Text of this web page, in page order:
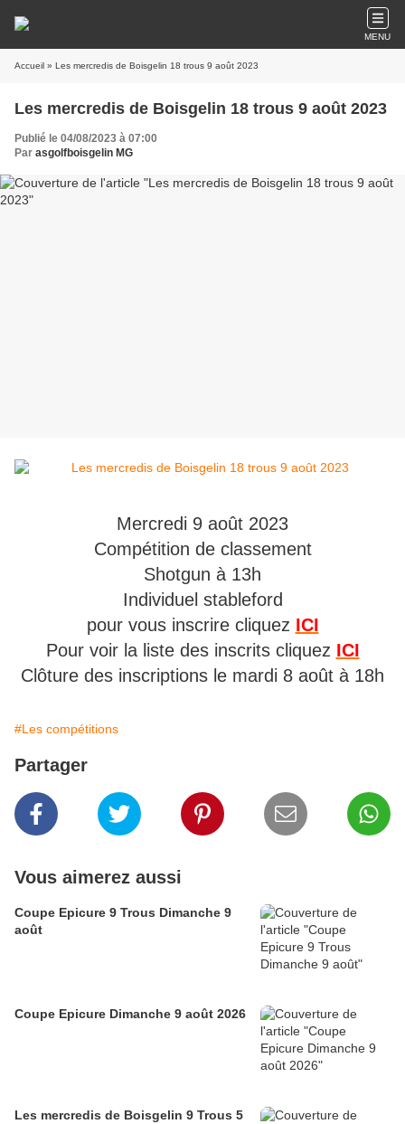
MENU
Accueil » Les mercredis de Boisgelin 18 trous 9 août 2023
Les mercredis de Boisgelin 18 trous 9 août 2023
Publié le 04/08/2023 à 07:00
Par asgolfboisgelin MG
Mercredi 9 août 2023
Compétition de classement
Shotgun à 13h
Individuel stableford
pour vous inscrire cliquez ICI
Pour voir la liste des inscrits cliquez ICI
Clôture des inscriptions le mardi 8 août à 18h
#Les compétitions
Partager
Vous aimerez aussi
Coupe Epicure 9 Trous Dimanche 9
août
Coupe Epicure Dimanche 9 août 2026
Les mercredis de Boisgelin 9 Trous 5